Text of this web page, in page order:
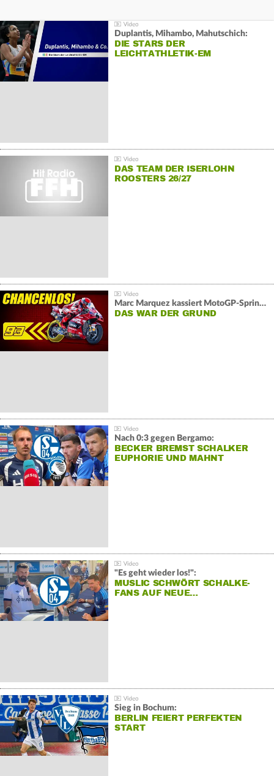
Duplantis, Mihambo, Mahutschich:
DIE STARS DER
LEICHTATHLETIK-EM
DAS TEAM DER ISERLOHN
ROOSTERS 26/27
Marc Marquez kassiert MotoGP-Sprint-Schlappe:
DAS WAR DER GRUND
Nach 0:3 gegen Bergamo:
BECKER BREMST SCHALKER
EUPHORIE UND MAHNT
"Es geht wieder los!":
MUSLIC SCHWÖRT SCHALKE-
FANS AUF NEUE…
Sieg in Bochum:
BERLIN FEIERT PERFEKTEN
START